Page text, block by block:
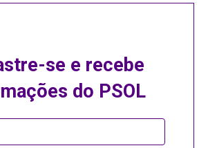
se e recebe
do PSOL